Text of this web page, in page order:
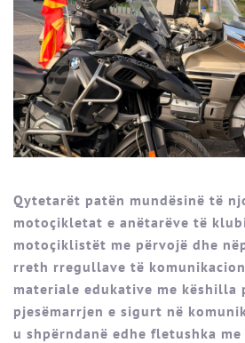
Qytetarët patën mundësinë të
motoçikletat e anëtarëve të
motoçiklistët me përvojë dhe
rreth rregullave të
materiale edukative me këshilla
pjesëmarrjen e sigurt në
u shpërndanë edhe fletushka